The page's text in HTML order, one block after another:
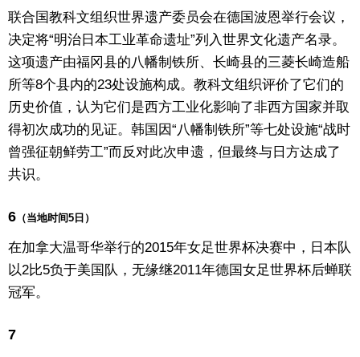
日本一瞥
人物访谈
东京
编辑部通知
联合国教科文组织世界遗产委员会在德国波恩举行会议，
决定将“明治日本工业革命遗址”列入世界文化遗产名录。
这项遗产由福冈县的八幡制铁所、长崎县的三菱长崎造船
所等8个县内的23处设施构成。教科文组织评价了它们的
历史价值，认为它们是西方工业化影响了非西方国家并取
得初次成功的见证。韩国因“八幡制铁所”等七处设施“战时
曾强征朝鲜劳工”而反对此次申遗，但最终与日方达成了
共识。
6 （当地时间5日）
在加拿大温哥华举行的2015年女足世界杯决赛中，日本队
以2比5负于美国队，无缘继2011年德国女足世界杯后蝉联
冠军。
7